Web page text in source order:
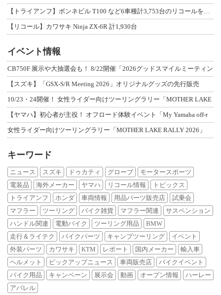
【トライアンフ】ボンネビル T100 など6車種計3,753台のリコールを発表
【リコール】カワサキ Ninja ZX-6R 計1,930台
イベント情報
CB750F 展示や大抽選会も！ 8/22開催「2026グッドスマイルミーティン
【スズキ】「GSX-S/R Meeting 2026」オリジナルグッズの先行販売
10/23・24開催！ 女性ライダー向けツーリングラリー「MOTHER LAKE
【ヤマハ】初心者が主役！ オフロード体験イベント「My Yamaha off-r
女性ライダー向けツーリングラリー「MOTHER LAKE RALLY 2026」
キーワード
ニュース スズキ ドゥカティ グローブ
モータースポーツ
電装品
海外メーカー ヤマハ リコール情報
トピックス
トライアンフ
ホンダ 車両情報 用品パーツ販売店
試乗会
マフラー
ツーリング バイク雑貨 マフラー関連
サスペンション
ハンドル関連
電動バイク ツーリング用品
BMW
走行＆ライテク
バイクパーツ キャンプツーリング
イベント
外装パーツ
カワサキ KTM レポート 国内メーカー
輸入車
ヘルメット
ピックアップニュース 車両販売店
バイクイベント
バイク用品
キャンペーン 展示会 動画 オープン情報
ハーレー
アパレル